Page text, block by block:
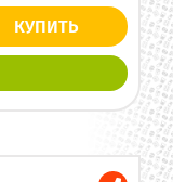
КУПИТЬ